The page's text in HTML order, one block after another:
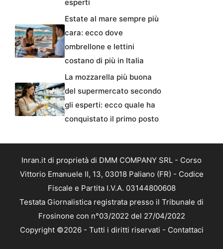
esperti
Estate al mare sempre più
cara: ecco dove
ombrellone e lettini
costano di più in Italia
La mozzarella più buona
del supermercato secondo
gli esperti: ecco quale ha
conquistato il primo posto
Inran.it di proprietà di DMM COMPANY SRL - Corso
Vittorio Emanuele II, 13, 03018 Paliano (FR) - Codice
Fiscale e Partita I.V.A. 03144800608
Testata Giornalistica registrata presso il Tribunale di
Frosinone con n°03/2022 del 27/04/2022
Copyright ©2026 - Tutti i diritti riservati - Contattaci